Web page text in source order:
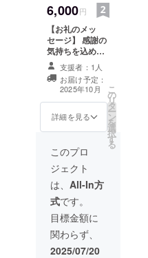
6,000円
【お礼のメッ
セージ】 感謝の
気持ちを込め
て、お礼のメッ
セージをお送り
します。 【お名
前掲載】 ①当日
の協賛ボード
に、口数と支援
ム）を掲載しま
す。 ・掲載期
間：大洋フェス
ティバル当日 ・
掲載方法：文字
のみ、ロゴ／バ
ナーの掲載は不
可 ・掲載サイ
ズ：小（高さ２
ｃｍ程度）
支援者：1人
お届け予定：
2025年10月
詳細を見る
こ
の
リ
タ
ー
ン
を
選
択
す
る
このプロ
ジェクト
は、 All-In方
式です。
目標金額に
関わらず、
2025/07/20